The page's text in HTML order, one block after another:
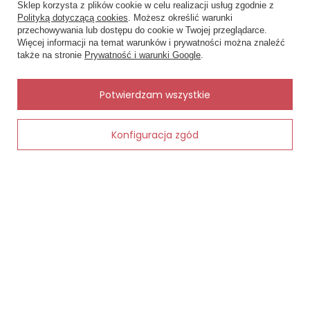
Dodaj do koszyka
SP504 Mamatti sukienka z motylkami,
bawełna 97% elastan 3%, malaga
68,00 zł - 85,60 zł
różu
×
✨ Asystent zakupowy
Napisz czego szukasz — pokażę
gotowe propozycje.
Sklep korzysta z plików cookie w celu realizacji usług zgodnie z
Polityką dotyczącą cookies. Możesz określić warunki
przechowywania lub dostępu do cookie w Twojej przeglądarce.
Więcej informacji na temat warunków i prywatności można znaleźć
także na stronie Prywatność i warunki Google.
Konfiguracja zgód
Potwierdzam wszystkie